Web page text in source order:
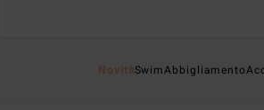
NovitàSwimAbbigliamento